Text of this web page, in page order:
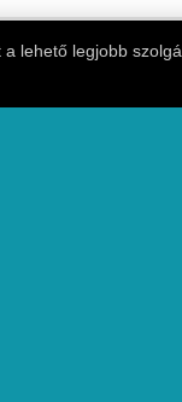
lehető legjobb